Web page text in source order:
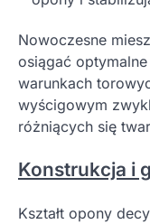
Nowoczesne
osiągać
warunkach
wyścigowym
różniących się
Konstrukcja i
Kształt opony